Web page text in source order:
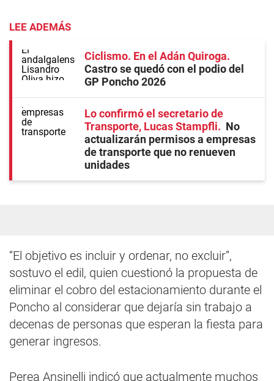
LEE ADEMÁS
Ciclismo. En el Adán Quiroga
Castro se quedó con el podio del
GP Poncho 2026
Lo confirmó el secretario de
Transporte, Lucas Stampfli
No
actualizarán permisos a empresas
de transporte que no renueven
unidades
“El objetivo es incluir y ordenar, no excluir”,
sostuvo el edil, quien cuestionó la propuesta de
eliminar el cobro del estacionamiento durante el
Poncho al considerar que dejaría sin trabajo a
decenas de personas que esperan la fiesta para
generar ingresos.
Perea Ansinelli indicó que actualmente muchos